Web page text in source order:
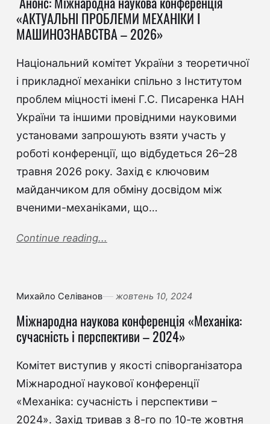
«АКТУАЛЬНІ ПРОБЛЕМИ МЕХАНІКИ І
МАШИНОЗНАВСТВА – 2026»
Національний комітет України з теоретичної
і прикладної механіки спільно з Інститутом
проблем міцності імені Г.С. Писаренка НАН
України та іншими провідними науковими
установами запрошують взяти участь у
роботі конференції, що відбудеться 26–28
травня 2026 року. Захід є ключовим
майданчиком для обміну досвідом між
вченими-механіками, що…
Continue reading...
Михайло Селіванов жовтень 10, 2024
Міжнародна наукова конференція «Механіка:
сучасність і перспективи – 2024»
Комітет виступив у якості співорганізатора
Міжнародної наукової конференції
«Механіка: сучасність і перспективи –
2024». Захід тривав з 8-го по 10-те жовтня